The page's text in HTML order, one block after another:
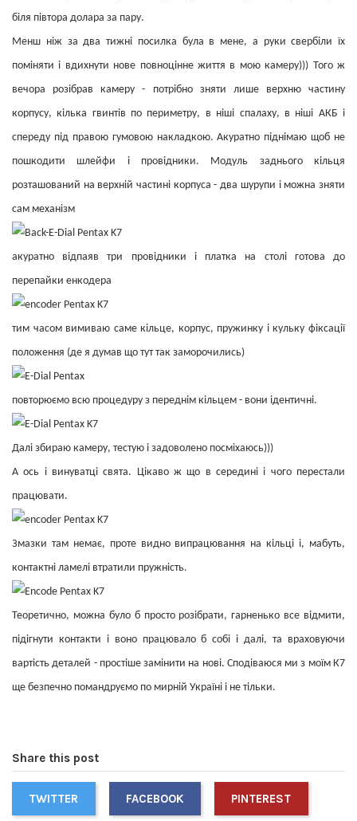
біля півтора долара за пару.
Менш ніж за два тижні посилка була в мене, а руки свербіли їх
поміняти і вдихнути нове повноцінне життя в мою камеру))) Того ж
вечора розібрав камеру - потрібно зняти лише верхню частину
корпусу, кілька гвинтів по периметру, в ніші спалаху, в ніші АКБ і
спереду під правою гумовою накладкою. Акуратно піднімаю щоб не
пошкодити шлейфи і провідники. Модуль заднього кільця
розташований на верхній частині корпуса - два шурупи і можна зняти
сам механізм
акуратно відпаяв три провідники і платка на столі готова до
перепайки енкодера
тим часом вимиваю саме кільце, корпус, пружинку і кульку фіксації
положення (де я думав що тут так заморочились)
повторюємо всю процедуру з переднім кільцем - вони ідентичні.
Далі збираю камеру, тестую і задоволено посміхаюсь)))
А ось і винуватці свята. Цікаво ж що в середині і чого перестали
працювати.
Змазки там немає, проте видно випрацювання на кільці і, мабуть,
контактні ламелі втратили пружність.
Теоретично, можна було б просто розібрати, гарненько все відмити,
підігнути контакти і воно працювало б собі і далі, та враховуючи
вартість деталей - простіше замінити на нові. Сподіваюся ми з моїм К7
ще безпечно помандруємо по мирній Україні і не тільки.
Share this post
TWITTER FACEBOOK PINTEREST